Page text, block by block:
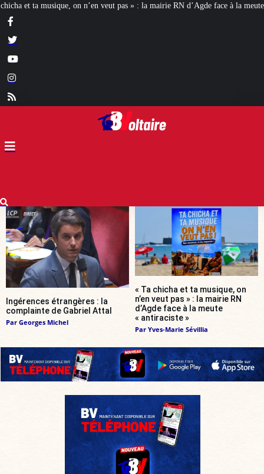
» : la mairie RN d’Agde face à la meute « antiraciste » La hausse de la
Ingérences étrangères : la
complainte de Gabriel Attal
Par Georges Michel
« Ta chicha et ta musique, on
n’en veut pas » : la mairie RN
d’Agde face à la meute
« antiraciste »
Par Yves-Marie Sévillia